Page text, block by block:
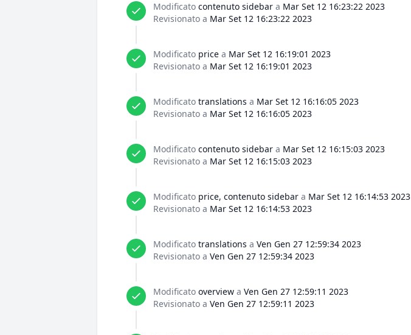
Modificato contenuto sidebar a Mar Set 12 16:23:22 2023
Revisionato a Mar Set 12 16:23:22 2023
Modificato price a Mar Set 12 16:19:01 2023
Revisionato a Mar Set 12 16:19:01 2023
Modificato translations a Mar Set 12 16:16:05 2023
Revisionato a Mar Set 12 16:16:05 2023
Modificato contenuto sidebar a Mar Set 12 16:15:03 2023
Revisionato a Mar Set 12 16:15:03 2023
Modificato price, contenuto sidebar a Mar Set 12 16:14:53 2023
Revisionato a Mar Set 12 16:14:53 2023
Modificato translations a Ven Gen 27 12:59:34 2023
Revisionato a Ven Gen 27 12:59:34 2023
Modificato overview a Ven Gen 27 12:59:11 2023
Revisionato a Ven Gen 27 12:59:11 2023